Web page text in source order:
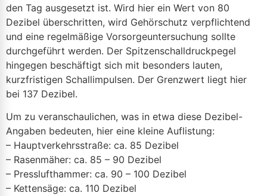
den Tag ausgesetzt ist. Wird hier ein Wert von 80
Dezibel überschritten, wird Gehörschutz verpflichtend
und eine regelmäßige Vorsorgeuntersuchung sollte
durchgeführt werden. Der Spitzenschalldruckpegel
hingegen beschäftigt sich mit besonders lauten,
kurzfristigen Schallimpulsen. Der Grenzwert liegt hier
bei 137 Dezibel.
Um zu veranschaulichen, was in etwa diese Dezibel-
Angaben bedeuten, hier eine kleine Auflistung:
– Hauptverkehrsstraße: ca. 85 Dezibel
– Rasenmäher: ca. 85 – 90 Dezibel
– Presslufthammer: ca. 90 – 100 Dezibel
– Kettensäge: ca. 110 Dezibel